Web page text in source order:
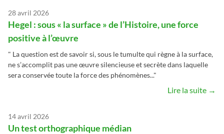
28 avril 2026
Hegel : sous « la surface » de l’Histoire, une force
positive à l’œuvre
" La question est de savoir si, sous le tumulte qui règne à la surface,
ne s’accomplit pas une œuvre silencieuse et secrète dans laquelle
sera conservée toute la force des phénomènes..."
Lire la suite →
14 avril 2026
Un test orthographique médian